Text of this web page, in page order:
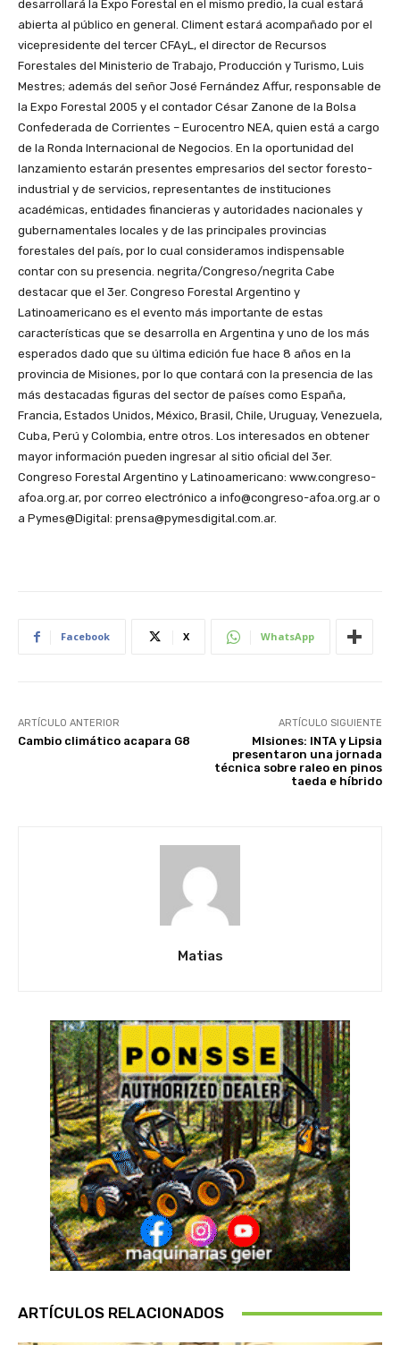
desarrollará la Expo Forestal en el mismo predio, la cual estará
abierta al público en general. Climent estará acompañado por el
vicepresidente del tercer CFAyL, el director de Recursos
Forestales del Ministerio de Trabajo, Producción y Turismo, Luis
Mestres; además del señor José Fernández Affur, responsable de
la Expo Forestal 2005 y el contador César Zanone de la Bolsa
Confederada de Corrientes – Eurocentro NEA, quien está a cargo
de la Ronda Internacional de Negocios. En la oportunidad del
lanzamiento estarán presentes empresarios del sector foresto-
industrial y de servicios, representantes de instituciones
académicas, entidades financieras y autoridades nacionales y
gubernamentales locales y de las principales provincias
forestales del país, por lo cual consideramos indispensable
contar con su presencia. negrita/Congreso/negrita Cabe
destacar que el 3er. Congreso Forestal Argentino y
Latinoamericano es el evento más importante de estas
características que se desarrolla en Argentina y uno de los más
esperados dado que su última edición fue hace 8 años en la
provincia de Misiones, por lo que contará con la presencia de las
más destacadas figuras del sector de países como España,
Francia, Estados Unidos, México, Brasil, Chile, Uruguay, Venezuela,
Cuba, Perú y Colombia, entre otros. Los interesados en obtener
mayor información pueden ingresar al sitio oficial del 3er.
Congreso Forestal Argentino y Latinoamericano: www.congreso-
afoa.org.ar, por correo electrónico a info@congreso-afoa.org.ar o
a Pymes@Digital: prensa@pymesdigital.com.ar.
Facebook X WhatsApp
ARTÍCULO ANTERIOR
Cambio climático acapara G8
ARTÍCULO SIGUIENTE
MIsiones: INTA y Lipsia
presentaron una jornada
técnica sobre raleo en pinos
taeda e híbrido
Matias
ARTÍCULOS RELACIONADOS